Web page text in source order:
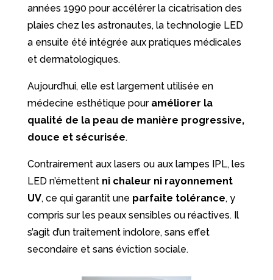
années 1990 pour accélérer la cicatrisation des
plaies chez les astronautes, la technologie LED
a ensuite été intégrée aux pratiques médicales
et dermatologiques.
Aujourd’hui, elle est largement utilisée en
médecine esthétique pour améliorer la
qualité de la peau de manière progressive,
douce et sécurisée.
Contrairement aux lasers ou aux lampes IPL, les
LED n’émettent ni chaleur ni rayonnement
UV, ce qui garantit une parfaite tolérance, y
compris sur les peaux sensibles ou réactives. Il
s’agit d’un traitement indolore, sans effet
secondaire et sans éviction sociale.